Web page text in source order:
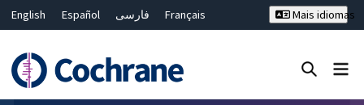
English Español فارسی
Français
Bahasa Malaysia
ไทย 繁體中文
Mais idiomas